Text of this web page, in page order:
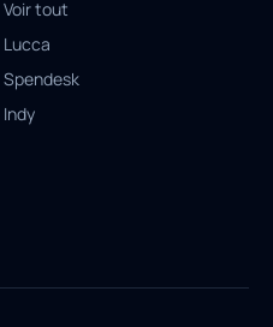
Voir tout
Lucca
Spendesk
Indy